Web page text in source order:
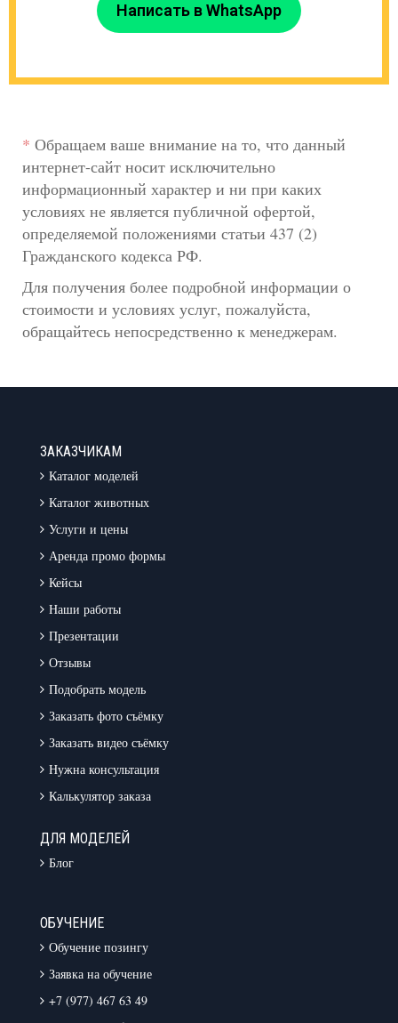
Написать в WhatsApp
* Обращаем ваше внимание на то, что данный
интернет-сайт носит исключительно
информационный характер и ни при каких
условиях не является публичной офертой,
определяемой положениями статьи 437 (2)
Гражданского кодекса РФ.
Для получения более подробной информации о
стоимости и условиях услуг, пожалуйста,
обращайтесь непосредственно к менеджерам.
ЗАКАЗЧИКАМ
Каталог моделей
Каталог животных
Услуги и цены
Аренда промо формы
Кейсы
Наши работы
Презентации
Отзывы
Подобрать модель
Заказать фото съёмку
Заказать видео съёмку
Нужна консультация
Калькулятор заказа
ДЛЯ МОДЕЛЕЙ
Блог
ОБУЧЕНИЕ
Обучение позингу
Заявка на обучение
+7 (977) 467 63 49